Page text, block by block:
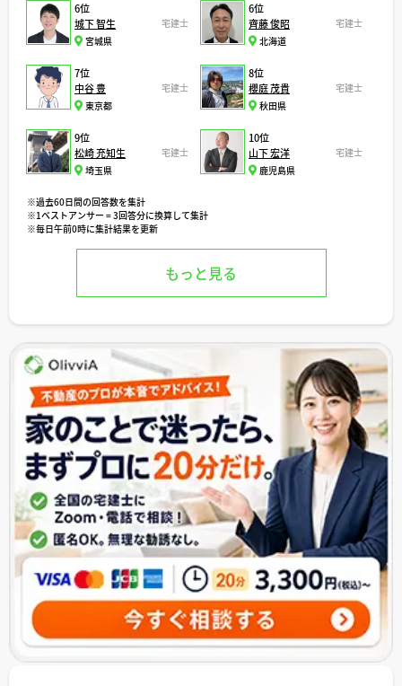
6位
城下 智生
宅建士
宮城県
6位
齊藤 俊昭
宅建士
北海道
7位
中谷 豊
宅建士
東京都
8位
櫻庭 茂貴
宅建士
秋田県
9位
松崎 充知生
宅建士
埼玉県
10位
山下 宏洋
宅建士
鹿児島県
※過去60日間の回答数を集計
※1ベストアンサー = 3回答分に換算して集計
※毎日午前0時に集計結果を更新
もっと見る